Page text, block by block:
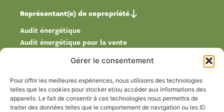
Gérer le consentement
Pour offrir les meilleures expériences, nous utilisons des technologies
telles que les cookies pour stocker et/ou accéder aux informations des
appareils. Le fait de consentir à ces technologies nous permettra de
traiter des données telles que le comportement de navigation ou les ID
Représentant(e) de copropriété
Audit énergétique
Audit énergétique pour la vente
Plan pluriannuel de travaux (PPT)
Assistance à maîtrise d’ouvrage (AMO)
Réalisations